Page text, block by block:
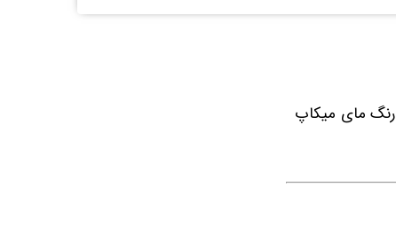
رنگ مای میکاپ